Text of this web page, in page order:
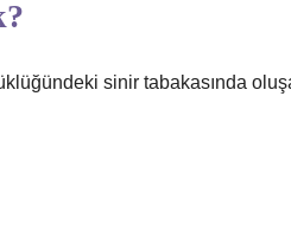
sinir tabakasında